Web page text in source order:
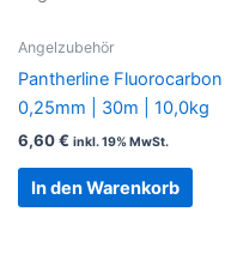
Angelzubehör
Pantherline Fluorocarbon
0,25mm | 30m | 10,0kg
6,60€ inkl. 19% MwSt.
In den Warenkorb